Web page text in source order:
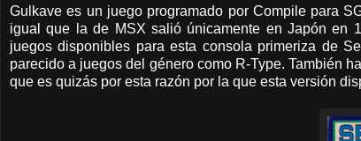
Gulkave es un juego programado por Compile para
igual que la de MSX salió únicamente en Japón en
juegos disponibles para esta consola primeriza de
parecido a juegos del género como R-Type. También
que es quizás por esta razón por la que esta versión